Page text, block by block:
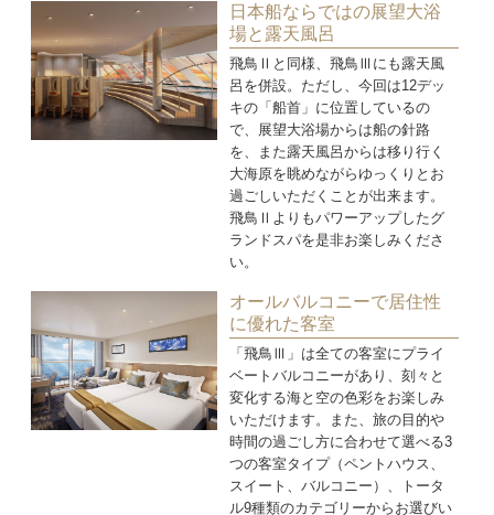
日本船ならではの展望大浴
場と露天風呂
飛鳥Ⅱと同様、飛鳥Ⅲにも露天風
呂を併設。ただし、今回は12デッ
キの「船首」に位置しているの
で、展望大浴場からは船の針路
を、また露天風呂からは移り行く
大海原を眺めながらゆっくりとお
過ごしいただくことが出来ます。
飛鳥Ⅱよりもパワーアップしたグ
ランドスパを是非お楽しみくださ
い。
オールバルコニーで居住性
に優れた客室
「飛鳥Ⅲ」は全ての客室にプライ
ベートバルコニーがあり、刻々と
変化する海と空の色彩をお楽しみ
いただけます。また、旅の目的や
時間の過ごし方に合わせて選べる3
つの客室タイプ（ペントハウス、
スイート、バルコニー）、トータ
ル9種類のカテゴリーからお選びい